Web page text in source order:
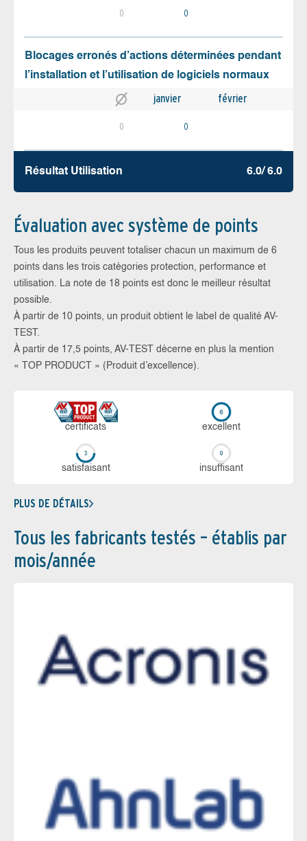
0 0
Blocages erronés d’actions déterminées pendant
l’installation et l’utilisation de logiciels normaux
janvier février
0 0
Résultat Utilisation 6.0/ 6.0
Évaluation avec système de points
Tous les produits peuvent totaliser chacun un maximum de 6
points dans les trois catégories protection, performance et
utilisation. La note de 18 points est donc le meilleur résultat
possible.
À partir de 10 points, un produit obtient le label de qualité AV-
TEST.
À partir de 17,5 points, AV-TEST décerne en plus la mention
« TOP PRODUCT » (Produit d’excellence).
certi­ficats ex­cellent
sa­tis­fai­sant in­suf­fi­sant
PLUS DE DÉTAILS
Tous les fabricants testés – établis par
mois/année